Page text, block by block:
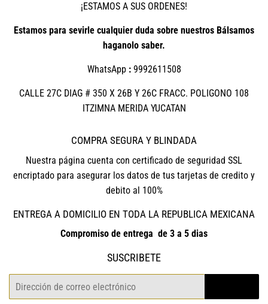
¡ESTAMOS A SUS ORDENES!
Estamos para sevirle cualquier duda sobre nuestros Bálsamos
haganolo saber.
WhatsApp : 9992611508
CALLE 27C DIAG # 350 X 26B Y 26C FRACC. POLIGONO 108
ITZIMNA MERIDA YUCATAN
COMPRA SEGURA Y BLINDADA
Nuestra página cuenta con certificado de seguridad SSL
encriptado para asegurar los datos de tus tarjetas de credito y
debito al 100%
ENTREGA A DOMICILIO EN TODA LA REPUBLICA MEXICANA
Compromiso de entrega de 3 a 5 dias
SUSCRIBETE
Correo